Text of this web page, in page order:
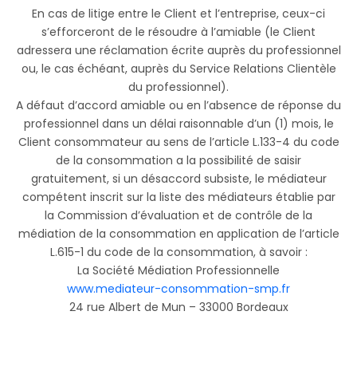
En cas de litige entre le Client et l’entreprise, ceux-ci
s’efforceront de le résoudre à l’amiable (le Client
adressera une réclamation écrite auprès du professionnel
ou, le cas échéant, auprès du Service Relations Clientèle
du professionnel).
A défaut d’accord amiable ou en l’absence de réponse du
professionnel dans un délai raisonnable d’un (1) mois, le
Client consommateur au sens de l’article L.133-4 du code
de la consommation a la possibilité de saisir
gratuitement, si un désaccord subsiste, le médiateur
compétent inscrit sur la liste des médiateurs établie par
la Commission d’évaluation et de contrôle de la
médiation de la consommation en application de l’article
L.615-1 du code de la consommation, à savoir :
La Société Médiation Professionnelle
www.mediateur-consommation-smp.fr
24 rue Albert de Mun – 33000 Bordeaux